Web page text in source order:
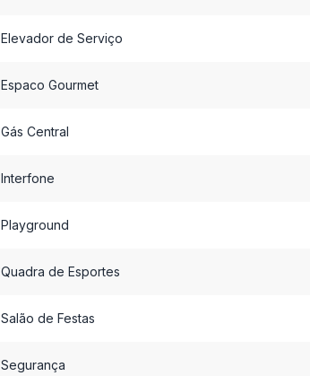
Elevador de Serviço
Espaco Gourmet
Gás Central
Interfone
Playground
Quadra de Esportes
Salão de Festas
Segurança